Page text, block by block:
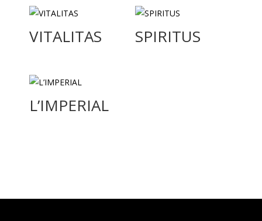
VITALITAS SPIRITUS
L’IMPERIAL